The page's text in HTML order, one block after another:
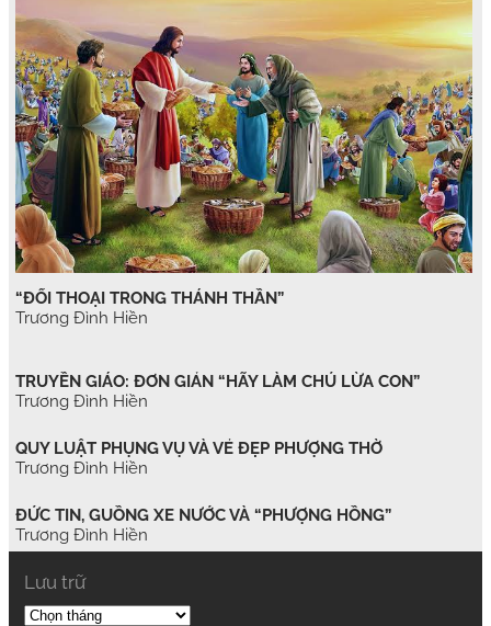
“ĐỐI THOẠI TRONG THÁNH THẦN”
Trương Đình Hiền
TRUYỀN GIÁO: ĐƠN GIẢN “HÃY LÀM CHÚ LỪA CON”
Trương Đình Hiền
QUY LUẬT PHỤNG VỤ VÀ VẺ ĐẸP PHƯỢNG THỜ
Trương Đình Hiền
ĐỨC TIN, GUỒNG XE NƯỚC VÀ “PHƯỢNG HỒNG”
Trương Đình Hiền
Lưu trữ